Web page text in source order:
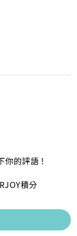
的評語！
積分